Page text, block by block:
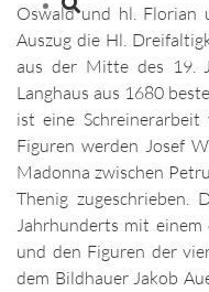
Oswald und hl. Florian
Auszug die Hl.
aus der Mitte des 19.
Langhaus aus 1680
ist eine
Figuren werden Josef
Madonna zwischen
Thenig zugeschrieben.
Jahrhunderts mit
und den Figuren der
dem Bildhauer Jakob